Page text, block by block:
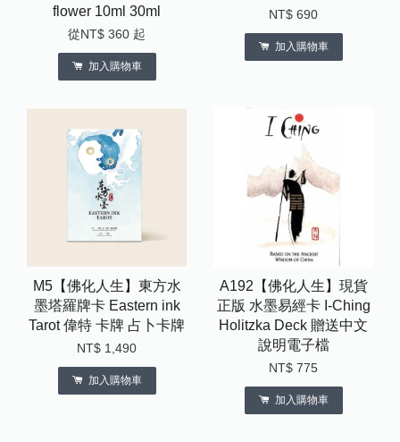
flower 10ml 30ml
從NT$ 360 起
加入購物車
NT$ 690
加入購物車
M5【佛化人生】東方水
墨塔羅牌卡 Eastern ink
Tarot 偉特 卡牌 占卜卡牌
NT$ 1,490
加入購物車
A192【佛化人生】現貨
正版 水墨易經卡 I-Ching
Holitzka Deck 贈送中文
說明電子檔
NT$ 775
加入購物車